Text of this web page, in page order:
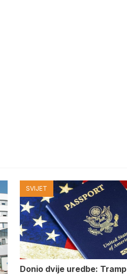
SVIJET
Donio dvije uredbe: Tramp